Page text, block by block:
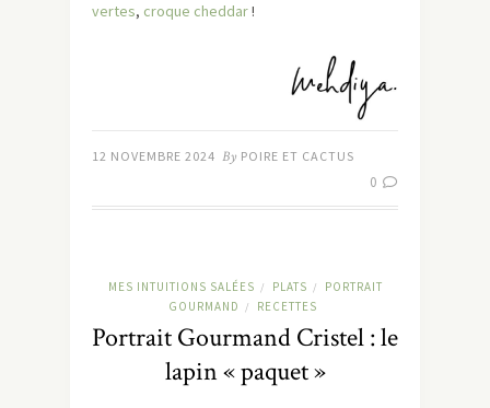
vertes, croque cheddar!
12 NOVEMBRE 2024 By POIRE ET CACTUS
0
MES INTUITIONS SALÉES / PLATS /
PORTRAIT
GOURMAND
/ RECETTES
Portrait Gourmand Cristel : le
lapin « paquet »